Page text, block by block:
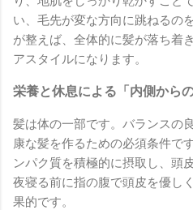
い、毛先が変な方向に跳ねるの
が整えば、全体的に髪が落ち着
アスタイルになります。
栄養と休息による「内側からの
髪は体の一部です。バランスの
康な髪を作るための必須条件で
ンパク質を積極的に摂取し、頭
夜寝る前に指の腹で頭皮を優し
果的です。